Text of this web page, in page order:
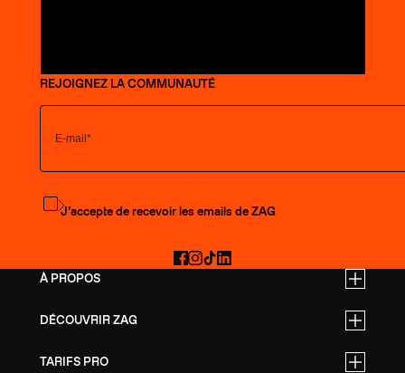
À PROPOS
DÉCOUVRIR ZAG
TARIFS PRO
REJOIGNEZ LA COMMUNAUTÉ
S'abonner à la newsletter
J’accepte de recevoir les emails de ZAG
Facebook
Instagram
TikTokLinkedIn